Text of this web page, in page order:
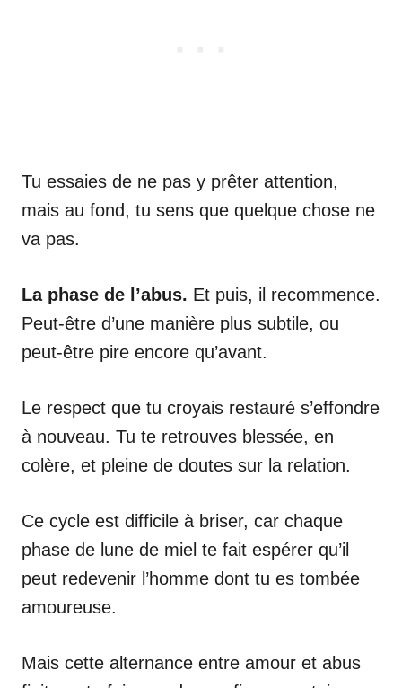
Tu essaies de ne pas y prêter attention,
mais au fond, tu sens que quelque chose ne
va pas.
La phase de l’abus. Et puis, il recommence.
Peut-être d’une manière plus subtile, ou
peut-être pire encore qu’avant.
Le respect que tu croyais restauré s’effondre
à nouveau. Tu te retrouves blessée, en
colère, et pleine de doutes sur la relation.
Ce cycle est difficile à briser, car chaque
phase de lune de miel te fait espérer qu’il
peut redevenir l’homme dont tu es tombée
amoureuse.
Mais cette alternance entre amour et abus